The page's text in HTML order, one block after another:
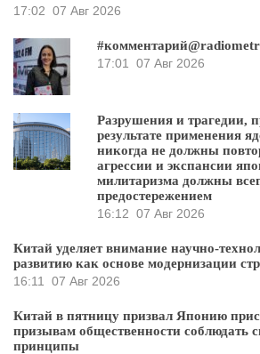
17:02 07 Авг 2026
17:01
07 Авг 2026
Разрушения и трагедии,
результате применения
никогда не должны
агрессии и экспансии
милитаризма должны
предостережением
16:12 07 Авг 2026
Китай уделяет внимание научно-
развитию как основе модернизации
16:11
07 Авг 2026
Китай в пятницу призвал Японию
призывам общественности соблюдать
принципы